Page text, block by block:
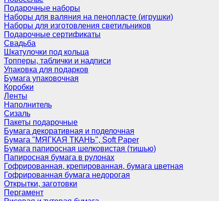
Подарочные наборы
Наборы для валяния на пенопласте (игрушки)
Наборы для изготовления светильников
Подарочные сертификаты
Свадьба
Шкатулочки под кольца
Топперы, таблички и надписи
Упаковка для подарков
Бумага упаковочная
Коробки
Ленты
Наполнитель
Сизаль
Пакеты подарочные
Бумага декоративная и поделочная
Бумага "МЯГКАЯ ТКАНЬ", Soft Paper
Бумага папиросная шелковистая (тишью)
Папиросная бумага в рулонах
Гофрированная, крепированная, бумага цветная
Гофрированная бумага недорогая
Открытки, заготовки
Пергамент